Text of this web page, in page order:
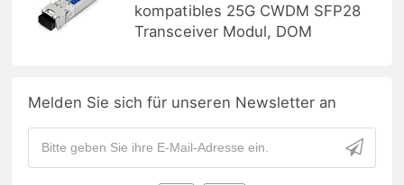
kompatibles 25G CWDM SFP28
Transceiver Modul, DOM
Melden Sie sich für unseren Newsletter an